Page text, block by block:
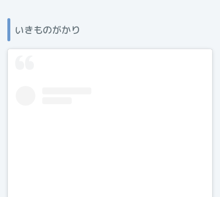
いきものがかり